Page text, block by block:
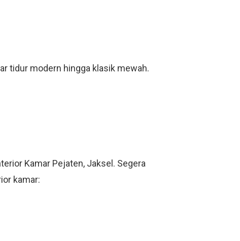
tidur modern hingga klasik mewah.
Kamar Pejaten, Jaksel. Segera
kamar: